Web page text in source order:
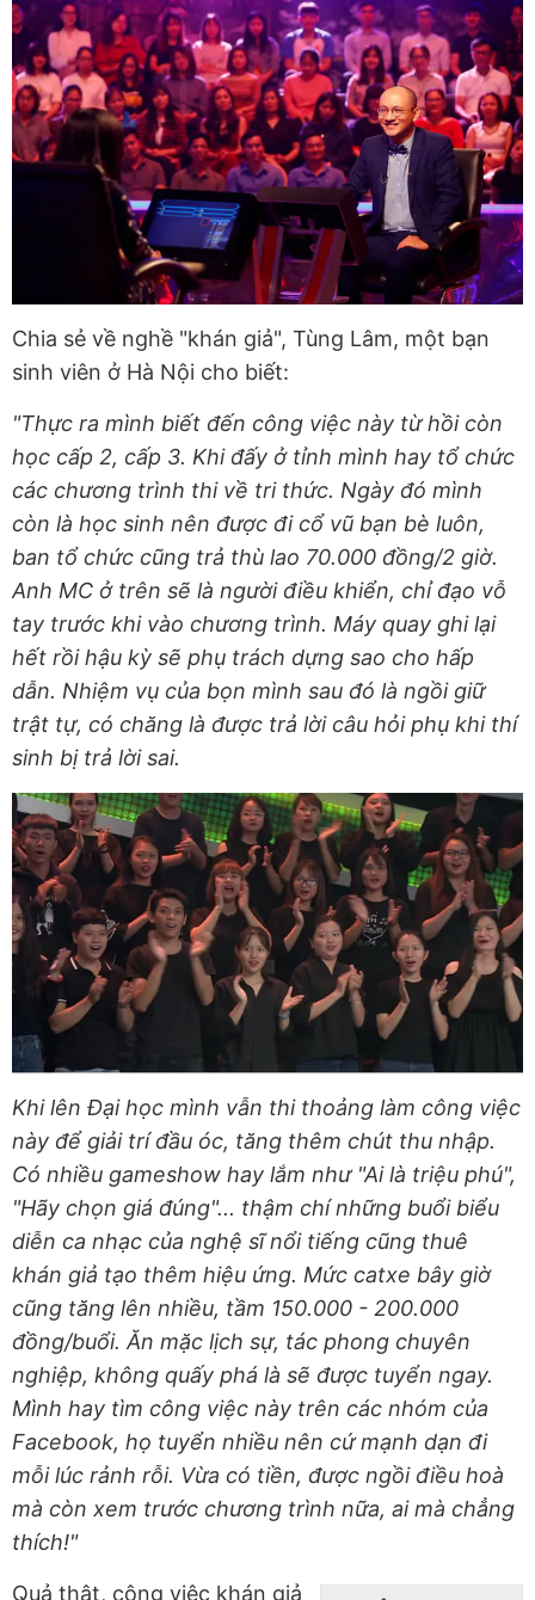
Chia sẻ về nghề "khán giả", Tùng Lâm, một bạn
sinh viên ở Hà Nội cho biết:
"Thực ra mình biết đến công việc này từ hồi còn
học cấp 2, cấp 3. Khi đấy ở tỉnh mình hay tổ chức
các chương trình thi về tri thức. Ngày đó mình
còn là học sinh nên được đi cổ vũ bạn bè luôn,
ban tổ chức cũng trả thù lao 70.000 đồng/2 giờ.
Anh MC ở trên sẽ là người điều khiển, chỉ đạo vỗ
tay trước khi vào chương trình. Máy quay ghi lại
hết rồi hậu kỳ sẽ phụ trách dựng sao cho hấp
dẫn. Nhiệm vụ của bọn mình sau đó là ngồi giữ
trật tự, có chăng là được trả lời câu hỏi phụ khi thí
sinh bị trả lời sai.
Khi lên Đại học mình vẫn thi thoảng làm công việc
này để giải trí đầu óc, tăng thêm chút thu nhập.
Có nhiều gameshow hay lắm như "Ai là triệu phú",
"Hãy chọn giá đúng"... thậm chí những buổi biểu
diễn ca nhạc của nghệ sĩ nổi tiếng cũng thuê
khán giả tạo thêm hiệu ứng. Mức catxe bây giờ
cũng tăng lên nhiều, tầm 150.000 - 200.000
đồng/buổi. Ăn mặc lịch sự, tác phong chuyên
nghiệp, không quấy phá là sẽ được tuyển ngay.
Mình hay tìm công việc này trên các nhóm của
Facebook, họ tuyển nhiều nên cứ mạnh dạn đi
mỗi lúc rảnh rỗi. Vừa có tiền, được ngồi điều hoà
mà còn xem trước chương trình nữa, ai mà chẳng
thích!"
Quả thật, công việc khán giả